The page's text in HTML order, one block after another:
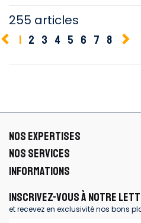
255 articles
1 2 3 4 5 6 7 8
NOS EXPERTISES
NOS SERVICES
INFORMATIONS
INSCRIVEZ-VOUS À NOTRE
et recevez en exclusivité nos bons